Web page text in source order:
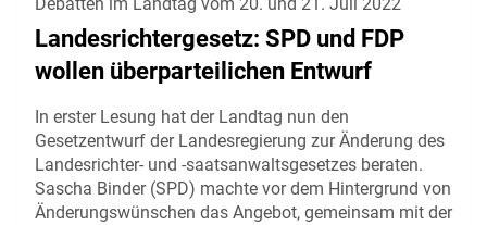
Landesrichtergesetz: SPD und FDP
wollen überparteilichen Entwurf
In erster Lesung hat der Landtag nun den
Gesetzentwurf der Landesregierung zur Änderung des
Landesrichter- und -saatsanwaltsgesetzes beraten.
Sascha Binder (SPD) machte vor dem Hintergrund von
Änderungswünschen das Angebot, gemeinsam mit der